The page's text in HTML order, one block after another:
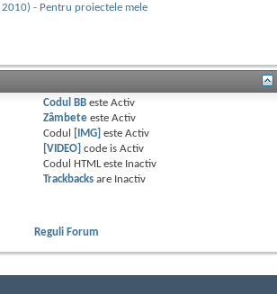
- Pentru proiectele mele
Codul BB esteActiv
Zâmbete esteActiv
Codul
[IMG] esteActiv
[VIDEO] code isActiv
Codul HTML este Inactiv
Trackbacks are Inactiv
Reguli Forum